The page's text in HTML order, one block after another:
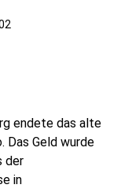
endete das alte
Das Geld wurde
der
in